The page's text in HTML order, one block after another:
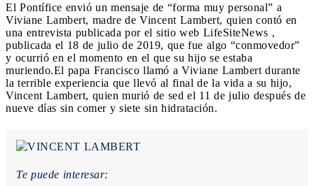
El Pontífice envió un mensaje de “forma muy personal” a
Viviane Lambert, madre de Vincent Lambert, quien contó en
una entrevista publicada por el sitio web LifeSiteNews ,
publicada el 18 de julio de 2019, que fue algo “conmovedor”
y ocurrió en el momento en el que su hijo se estaba
muriendo.El papa Francisco llamó a Viviane Lambert durante
la terrible experiencia que llevó al final de la vida a su hijo,
Vincent Lambert, quien murió de sed el 11 de julio después de
nueve días sin comer y siete sin hidratación.
Te puede interesar: